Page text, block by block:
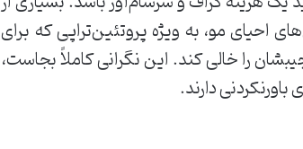
احیای مو، به ویژه پروتئین‌تراپی که برای
را خالی کند. این نگرانی کاملاً بجاست،
دارند.